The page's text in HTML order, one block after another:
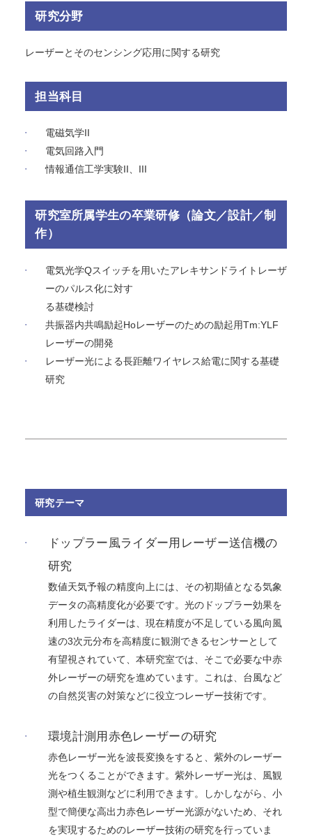
研究分野
レーザーとそのセンシング応用に関する研究
担当科目
電磁気学II
電気回路入門
情報通信工学実験II、III
研究室所属学生の卒業研修（論文／設計／制
作）
電気光学Qスイッチを用いたアレキサンドライトレーザ
ーのパルス化に対す
る基礎検討
共振器内共鳴励起Hoレーザーのための励起用Tm:YLF
レーザーの開発
レーザー光による⾧距離ワイヤレス給電に関する基礎
研究
研究テーマ
ドップラー風ライダー用レーザー送信機の
研究
数値天気予報の精度向上には、その初期値となる気象
データの高精度化が必要です。光のドップラー効果を
利用したライダーは、現在精度が不足している風向風
速の3次元分布を高精度に観測できるセンサーとして
有望視されていて、本研究室では、そこで必要な中赤
外レーザーの研究を進めています。これは、台風など
の自然災害の対策などに役立つレーザー技術です。
環境計測用赤色レーザーの研究
赤色レーザー光を波長変換をすると、紫外のレーザー
光をつくることができます。紫外レーザー光は、風観
測や植生観測などに利用できます。しかしながら、小
型で簡便な高出力赤色レーザー光源がないため、それ
を実現するためのレーザー技術の研究を行っていま